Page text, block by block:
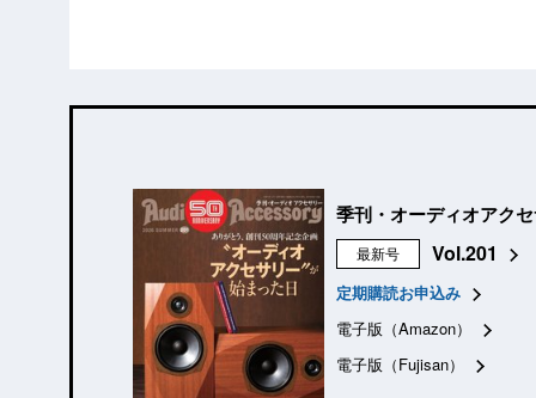
季刊・オーディオアク
最新号 Vol.201
定期購読お申込み
電子版（Amazon）
電子版（Fujisan）